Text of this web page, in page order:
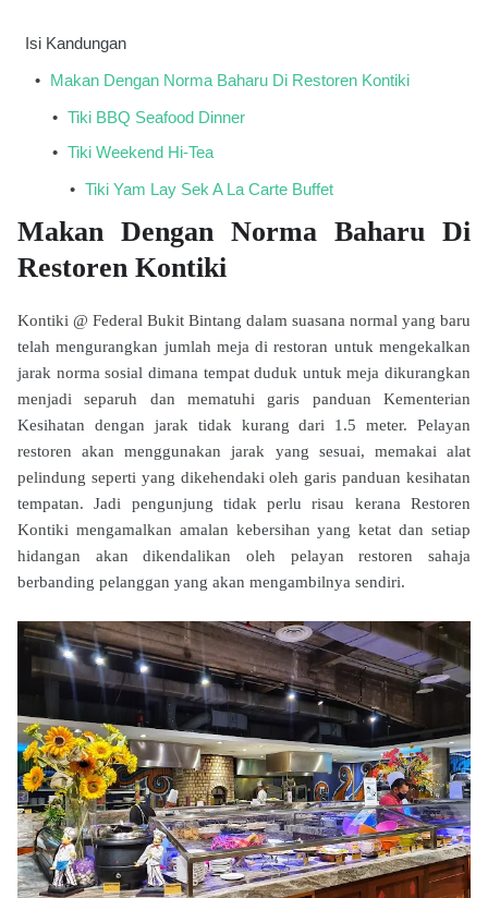
Isi Kandungan
Makan Dengan Norma Baharu Di Restoren Kontiki
Tiki BBQ Seafood Dinner
Tiki Weekend Hi-Tea
Tiki Yam Lay Sek A La Carte Buffet
Makan Dengan Norma Baharu Di
Restoren Kontiki
Kontiki @ Federal Bukit Bintang dalam suasana normal yang baru
telah mengurangkan jumlah meja di restoran untuk mengekalkan
jarak norma sosial dimana tempat duduk untuk meja dikurangkan
menjadi separuh dan mematuhi garis panduan Kementerian
Kesihatan dengan jarak tidak kurang dari 1.5 meter. Pelayan
restoren akan menggunakan jarak yang sesuai, memakai alat
pelindung seperti yang dikehendaki oleh garis panduan kesihatan
tempatan. Jadi pengunjung tidak perlu risau kerana Restoren
Kontiki mengamalkan amalan kebersihan yang ketat dan setiap
hidangan akan dikendalikan oleh pelayan restoren sahaja
berbanding pelanggan yang akan mengambilnya sendiri.